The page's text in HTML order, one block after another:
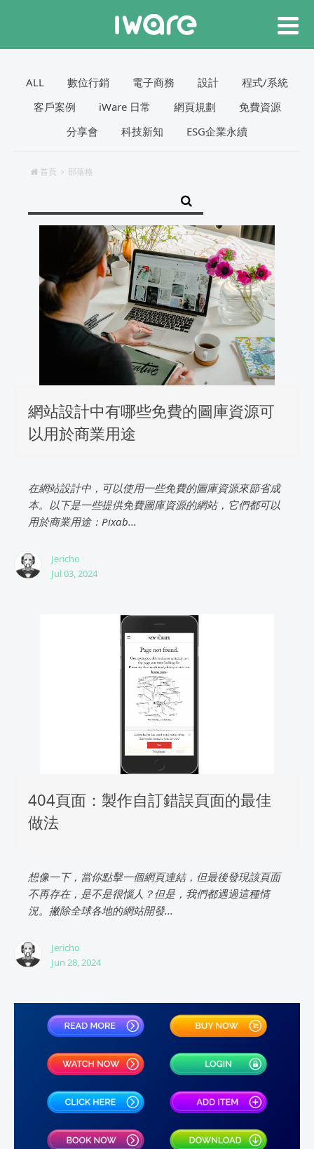
ALL 數位行銷 電子商務 設計
程式/系統
客戶案例
iWare 日常 網頁規劃
免費資源
分享會
科技新知 ESG企業永續
首頁 部落格
網站設計中有哪些免費的圖庫資源可
以用於商業用途
在網站設計中，可以使用一些免費的圖庫資源來節省成
本。以下是一些提供免費圖庫資源的網站，它們都可以
用於商業用途：Pixab...
Jericho
Jul 03, 2024
404頁面：製作自訂錯誤頁面的最佳
做法
想像一下，當你點擊一個網頁連結，但最後發現該頁面
不再存在，是不是很惱人？但是，我們都遇過這種情
況。撇除全球各地的網站開發...
Jericho
Jun 28, 2024